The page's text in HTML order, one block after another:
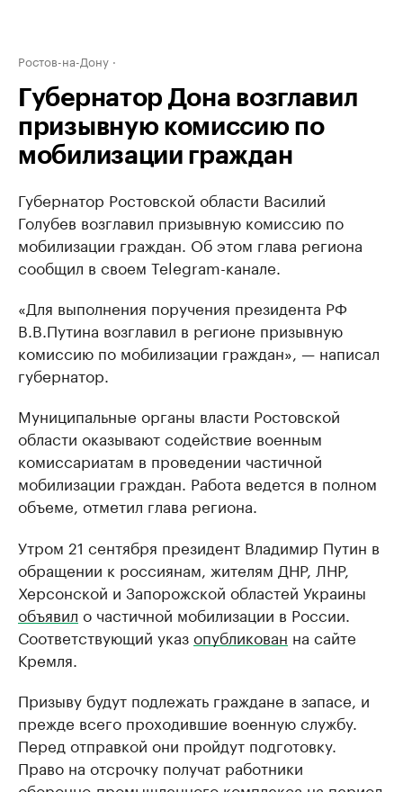
Ростов-на-Дону
Губернатор Дона возглавил
призывную комиссию по
мобилизации граждан
Губернатор Ростовской области Василий
Голубев возглавил призывную комиссию по
мобилизации граждан. Об этом глава региона
сообщил в своем Telegram-канале.
«Для выполнения поручения президента РФ
В.В.Путина возглавил в регионе призывную
комиссию по мобилизации граждан», — написал
губернатор.
Муниципальные органы власти Ростовской
области оказывают содействие военным
комиссариатам в проведении частичной
мобилизации граждан. Работа ведется в полном
объеме, отметил глава региона.
Утром 21 сентября президент Владимир Путин в
обращении к россиянам, жителям ДНР, ЛНР,
Херсонской и Запорожской областей Украины
объявил о частичной мобилизации в России.
Соответствующий указопубликован на сайте
Кремля.
Призыву будут подлежать граждане в запасе, и
прежде всего проходившие военную службу.
Перед отправкой они пройдут подготовку.
Право на отсрочку получат работники